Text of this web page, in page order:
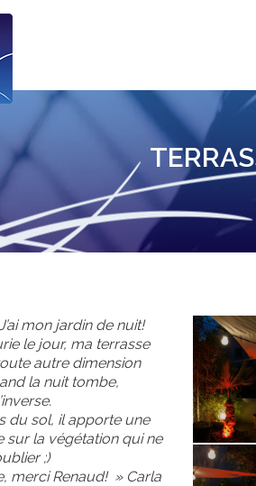
mon jardin de nuit!
le jour, ma terrasse
autre dimension
la nuit tombe,
du sol, il apporte une
sur la végétation qui ne
;)
merci Renaud! » Carla